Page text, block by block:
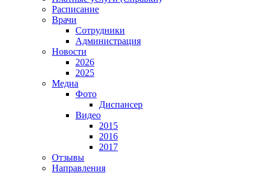
Расписание
Врачи
Сотрудники
Администрация
Новости
2026
2025
Медиа
Фото
Диспансер
Видео
2015
2016
2017
Отзывы
Направления